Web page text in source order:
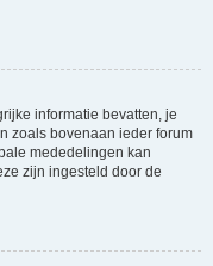
informatie bevatten, je
zoals bovenaan ieder forum
mededelingen kan
zijn ingesteld door de